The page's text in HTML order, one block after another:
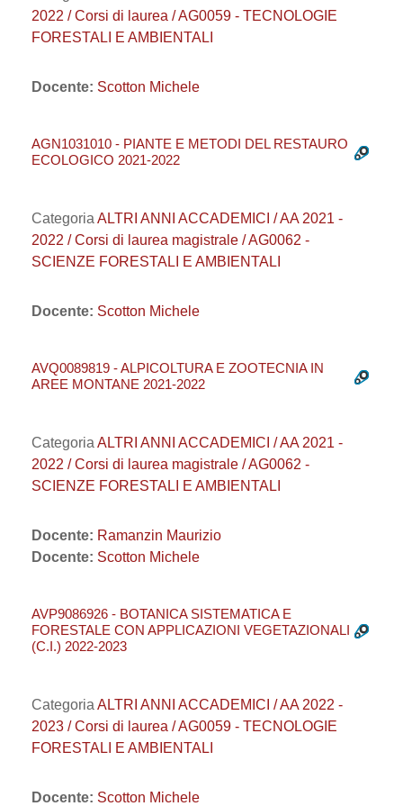
2022 / Corsi di laurea / AG0059 - TECNOLOGIE
FORESTALI E AMBIENTALI
Docente: Scotton Michele
AGN1031010 - PIANTE E METODI DEL RESTAURO
ECOLOGICO 2021-2022
Categoria ALTRI ANNI ACCADEMICI / AA 2021 -
2022 / Corsi di laurea magistrale / AG0062 -
SCIENZE FORESTALI E AMBIENTALI
Docente: Scotton Michele
AVQ0089819 - ALPICOLTURA E ZOOTECNIA IN
AREE MONTANE 2021-2022
Categoria ALTRI ANNI ACCADEMICI / AA 2021 -
2022 / Corsi di laurea magistrale / AG0062 -
SCIENZE FORESTALI E AMBIENTALI
Docente: Ramanzin Maurizio
Docente: Scotton Michele
AVP9086926 - BOTANICA SISTEMATICA E
FORESTALE CON APPLICAZIONI VEGETAZIONALI
(C.I.) 2022-2023
Categoria ALTRI ANNI ACCADEMICI / AA 2022 -
2023 / Corsi di laurea / AG0059 - TECNOLOGIE
FORESTALI E AMBIENTALI
Docente: Scotton Michele